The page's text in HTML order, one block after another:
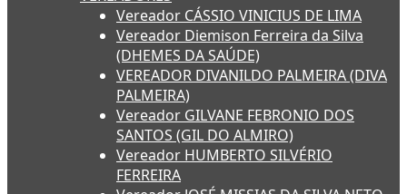
Vereador CÁSSIO VINICIUS DE LIMA
Vereador Diemison Ferreira da Silva
(DHEMES DA SAÚDE)
VEREADOR DIVANILDO PALMEIRA (DIVA
PALMEIRA)
Vereador GILVANE FEBRONIO DOS
SANTOS (GIL DO ALMIRO)
Vereador HUMBERTO SILVÉRIO
FERREIRA